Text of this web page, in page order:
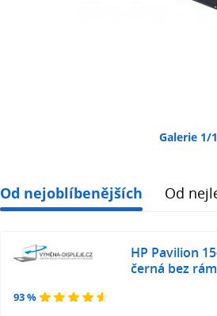
Galerie 1/1
Od nejoblíbenějších Od
93 %
HP Pavilion
černá bez